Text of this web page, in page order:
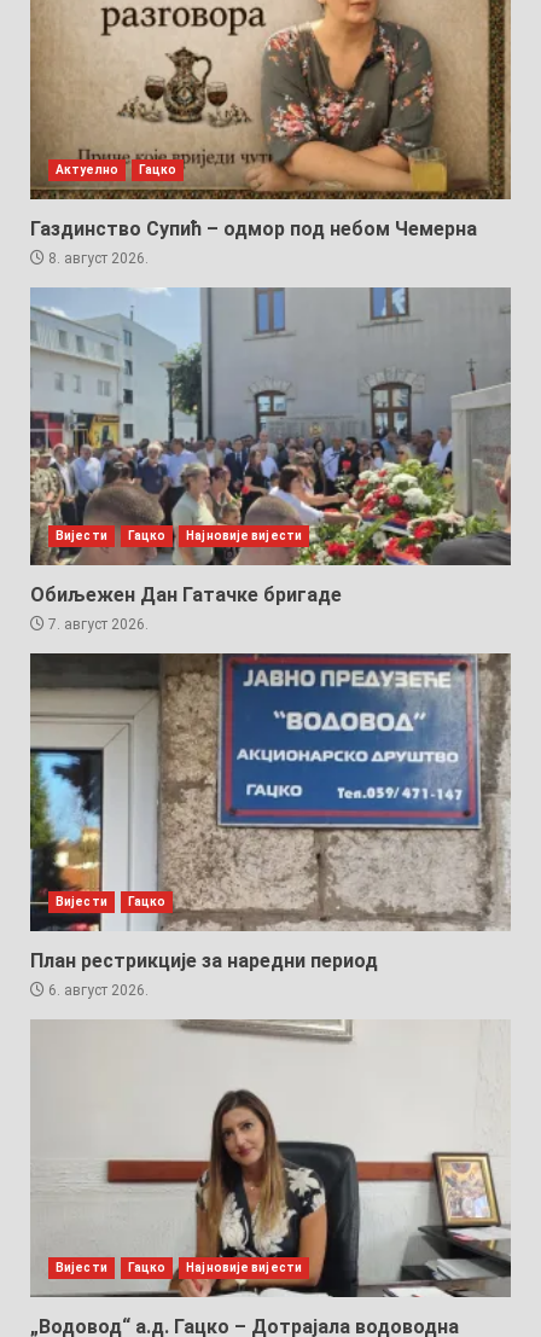
Актуелно Гацко
Газдинство Супић – одмор под небом Чемерна
8. август 2026.
Вијести Гацко Најновије вијести
Обиљежен Дан Гатачке бригаде
7. август 2026.
Вијести Гацко
План рестрикције за наредни период
6. август 2026.
Вијести Гацко Најновије вијести
„Водовод“ а.д. Гацко – Дотрајала водоводна